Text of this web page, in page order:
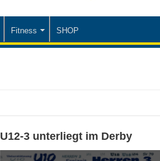
Fitness SHOP
U12-3 unterliegt im Derby